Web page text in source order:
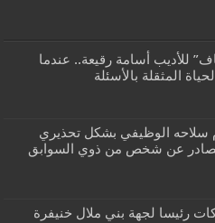
للأديب أسامة رقيعة.. عندما
المثقلة بالأسئلة
الوظيفي بشكل تحذيري
عن شخص من ذوي السوابق
رئيسا لجهة بني ملال خنيفرة